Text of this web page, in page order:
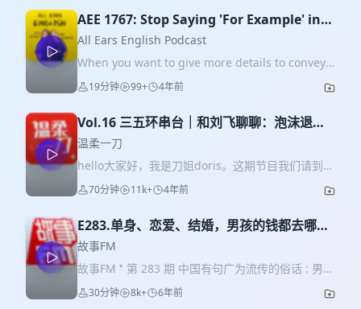
宋怀桂 00:03:43 崔健帮人看孩子 00:04:33 张艺谋
的飞机餐 00:05:54 没有商业的时代只关注艺术表达
00:06:41 朱一龙的胶片电影 00:07:45 有一些国人不
能自由出入的场所 00:13:48 幸福感极其容易爆棚
00:15:21 去建国饭店吃汉堡喽 00:21:03 人人都爱霹
乐夏 /Staff 主播 | 洪晃、燃烧吧罗叔 制作 | 燃烧吧
罗叔 文案 | 燃烧吧罗叔 后期 | FirePod莎莎 视觉 |
王喆 技术 | 劲进 /BGM List 刘索拉 /Contact 新浪
微博：@洪晃 公众号：好生活杂货铺 抖音：洪晃
HungHuang 联系罗叔：微信 luoyoucai 商业合作
AEE 1767: Stop Saying 'For Example' in
Your English Stories
All Ears English Podcast
When you want to give more details to convey
your point in English, you shouldn't always say
'for example,' especially with the longer stories.
stage for your English story in this episode.
Learn more about your ad choices. Visit
podcastchoices.com/adchoices
19分钟 99+ 4年前
Vol.16 三五环串台｜和刘飞聊聊：泡沫退散
后的新消费创业和互联网大厂叙事
温柔一刀
hello大家好，我是刀姐doris。这期节目我们请到了
播客圈顶流三五环的主理人刘飞来串台。 刘飞老师
之前在Web2.0互联网领域（锤子科技、滴滴、阿
开，创立了一个叫三五杯的原叶袋泡茶品牌。 如果
你之前不了解刘飞，那你可以从这个形容中简单对
他有个认知——「A面产品经理，B面内容创作
者」。 在这期节目里，我们和他聊了聊从互联网产
品经理到消费品产品经理过程中，对行业转变的思
70分钟 11k+ 4年前
E283.单身、恋爱、结婚，男孩的钱都去哪儿
了？
故事FM
故事FM ❜ 第 283 期 中国有句广为流传的俗话 : 男孩
要穷养，女孩要富养。 以今天的教育学观点来看，
这样根据性别区别对待是很没有道理的，但在很长
30分钟 8k+ 6年前